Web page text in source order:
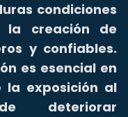
condiciones
la creación de
y confiables.
es esencial en
la exposición al
deteriorar